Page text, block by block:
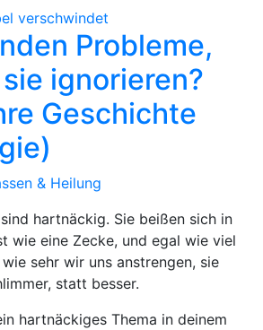
Probleme,
ignorieren?
Geschichte
& Heilung
hartnäckig. Sie beißen sich in
wie eine Zecke, und egal wie viel
sehr wir uns anstrengen, sie
statt besser.
hartnäckiges Thema in deinem